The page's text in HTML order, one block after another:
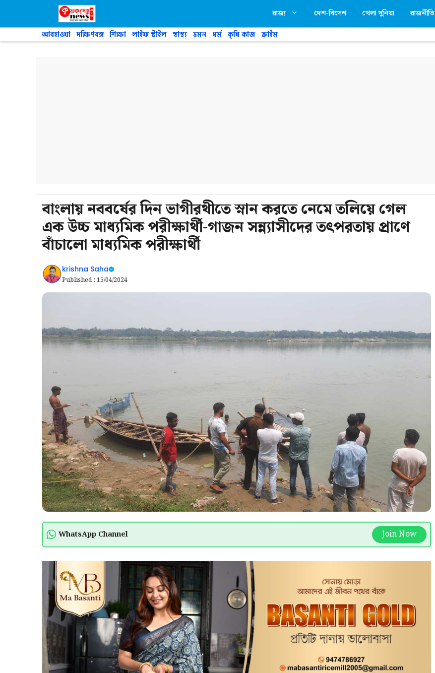
রাজ্য দেশ-বিদেশ খেলা দুনিয়া রাজনীতি
আবহাওয়া দক্ষিণবঙ্গ শিক্ষা লাইফ স্টাইল স্বাস্থ্য ভ্রমন ধর্ম কৃষি কাজ ক্রাইম
বাংলায় নববর্ষের দিন ভাগীরথীতে স্নান করতে নেমে তলিয়ে গেল
এক উচ্চ মাধ্যমিক পরীক্ষার্থী-গাজন সন্ন্যাসীদের তৎপরতায় প্রাণে
বাঁচালো মাধ্যমিক পরীক্ষার্থী
krishna Saha
Published : 15/04/2024
WhatsApp Channel Join Now